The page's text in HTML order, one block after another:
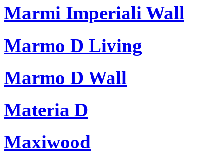
Marmi Imperiali Wall
Marmo D Living
Marmo D Wall
Materia D
Maxiwood